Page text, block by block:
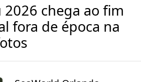
2026 chega ao fim
fora de época na